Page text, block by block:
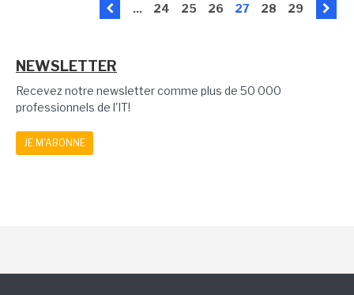
... 24 25 26 27 28 29
NEWSLETTER
Recevez notre newsletter comme plus de 50 000
professionnels de l'IT!
JE M'ABONNE